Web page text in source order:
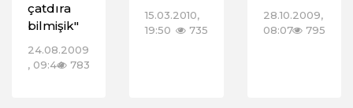
çatdıra
bilmişik"
24.08.2009
, 09:44 783
15.03.2010,
19:50
735
28.10.2009,
08:07
795